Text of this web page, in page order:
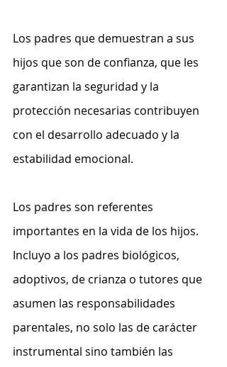
Los padres que demuestran a sus
hijos que son de confianza, que les
garantizan la seguridad y la
protección necesarias contribuyen
con el desarrollo adecuado y la
estabilidad emocional.
Los padres son referentes
importantes en la vida de los hijos.
Incluyo a los padres biológicos,
adoptivos, de crianza o tutores que
asumen las responsabilidades
parentales, no solo las de carácter
instrumental sino también las